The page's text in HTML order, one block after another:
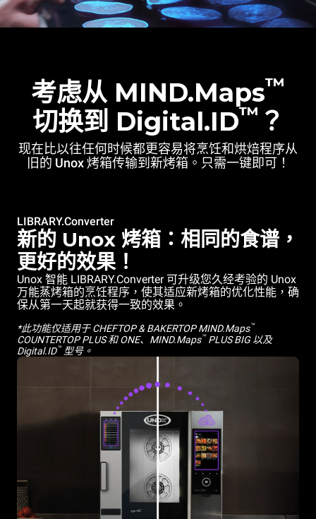
考虑从 MIND.Maps™
切换到 Digital.ID™ ？
现在比以往任何时候都更容易将烹饪和烘焙程序从
旧的 Unox 烤箱传输到新烤箱。只需一键即可！
LIBRARY.Converter
新的 Unox 烤箱：相同的食谱，
更好的效果！
Unox 智能 LIBRARY.Converter 可升级您久经考验的 Unox
万能蒸烤箱的烹饪程序，使其适应新烤箱的优化性能，确
保从第一天起就获得一致的效果。
*此功能仅适用于 CHEFTOP & BAKERTOP MIND.Maps™
COUNTERTOP PLUS 和 ONE、MIND.Maps™ PLUS BIG 以及
Digital.ID™ 型号。